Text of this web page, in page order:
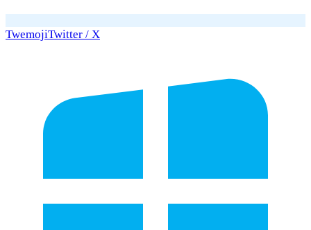
TwemojiTwitter / X